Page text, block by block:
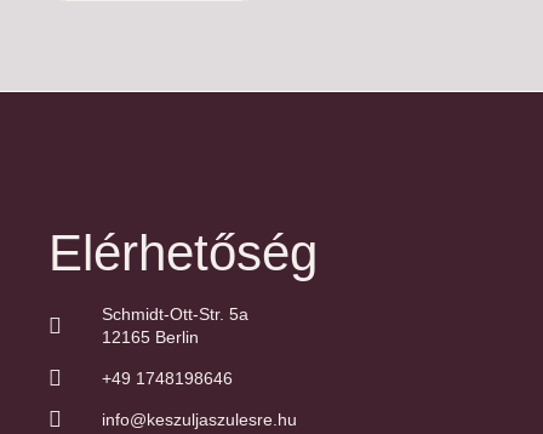
Elérhetőség
Schmidt-Ott-Str. 5a
12165 Berlin
+49 1748198646
info@keszuljaszulesre.hu